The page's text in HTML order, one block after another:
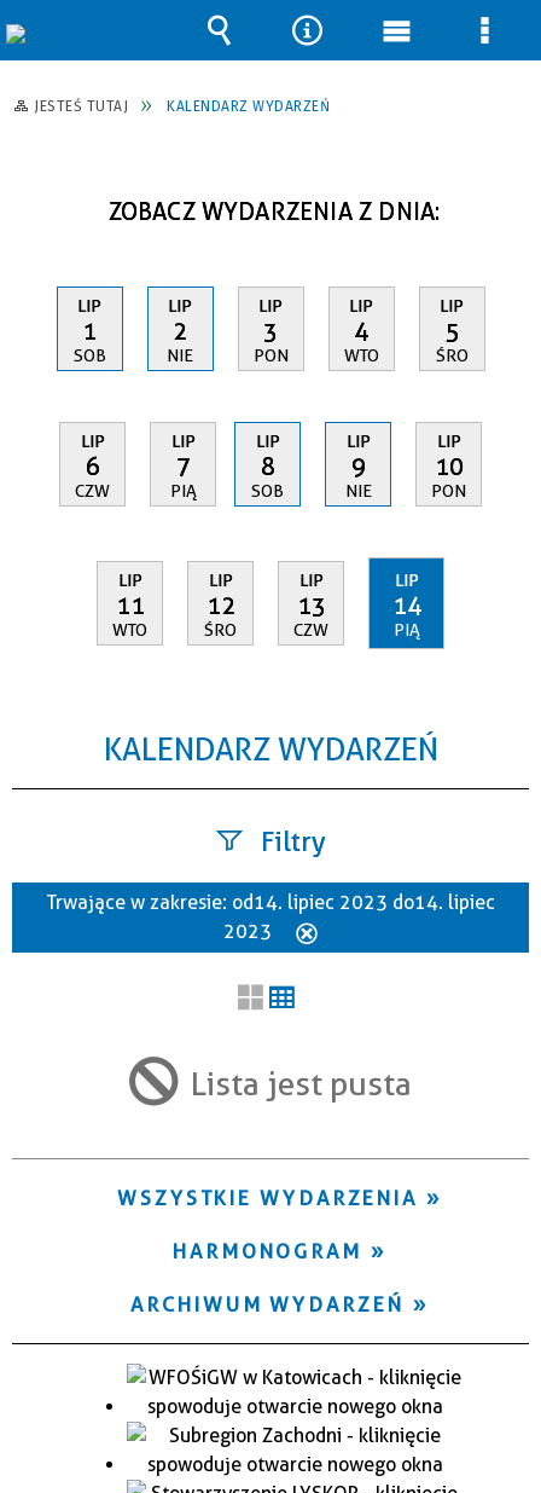
JESTEŚ TUTAJ KALENDARZ WYDARZEŃ
ZOBACZ WYDARZENIA Z DNIA:
LIP
1
SOB
LIP
2
NIE
LIP
3
PON
LIP
4
WTO
LIP
5
ŚRO
LIP
6
CZW
LIP
7
PIĄ
LIP
8
SOB
LIP
9
NIE
LIP
10
PON
LIP
11
WTO
LIP
12
ŚRO
LIP
13
CZW
LIP
14
PIĄ
KALENDARZ WYDARZEŃ
Filtry
Szukana fraza
Trwające w zakresie
Trwające w zakresie: od 14. lipiec 2023 do 14. lipiec
2023
Lista jest pusta
WSZYSTKIE WYDARZENIA
HARMONOGRAM
ARCHIWUM WYDARZEŃ
Wyszukiwarka
Narzędzia
Menu Menu